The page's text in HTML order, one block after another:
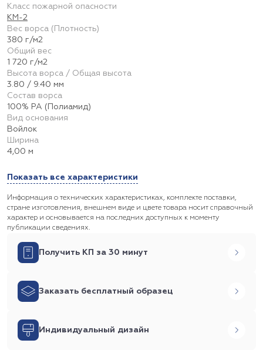
Класс пожарной опасности
КМ-2
Вес ворса (Плотность)
380 г/м2
Общий вес
1 720 г/м2
Высота ворса / Общая высота
3.80 / 9.40 мм
Состав ворса
100% PA (Полиамид)
Вид основания
Войлок
Ширина
4,00 м
Показать все характеристики
Информация о технических характеристиках, комплекте поставки,
стране изготовления, внешнем виде и цвете товара носит справочный
характер и основывается на последних доступных к моменту
публикации сведениях.
Получить КП за 30 минут
Заказать бесплатный образец
Индивидуальный дизайн